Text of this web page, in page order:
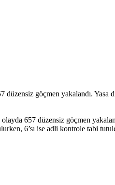
göçmen yakalandı. Yasa
657 düzensiz göçmen
6’sı ise adli kontrole tabi